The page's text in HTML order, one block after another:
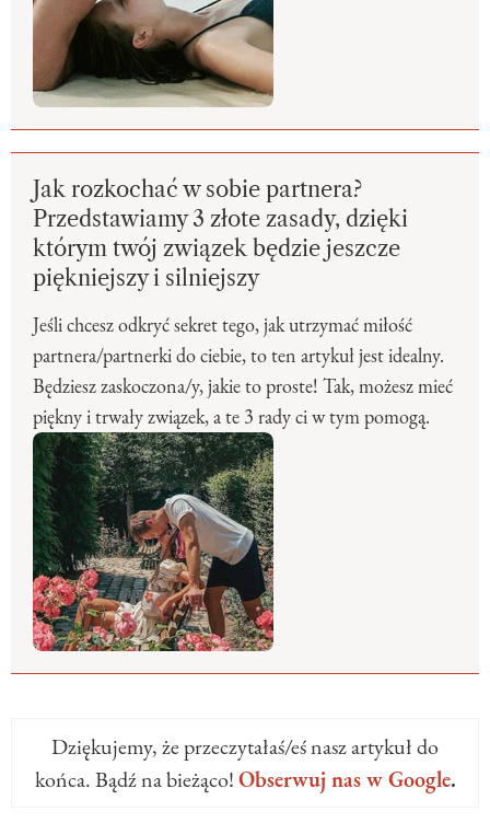
Jak rozkochać w sobie partnera?
Przedstawiamy 3 złote zasady, dzięki
którym twój związek będzie jeszcze
piękniejszy i silniejszy
Jeśli chcesz odkryć sekret tego, jak utrzymać miłość
partnera/partnerki do ciebie, to ten artykuł jest idealny.
Będziesz zaskoczona/y, jakie to proste! Tak, możesz mieć
piękny i trwały związek, a te 3 rady ci w tym pomogą.
Dziękujemy, że przeczytałaś/eś nasz artykuł do
końca. Bądź na bieżąco!Obserwuj nas w Google.